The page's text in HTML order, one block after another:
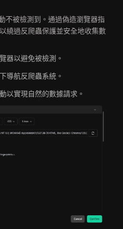
不被檢測到。通過偽造瀏覽器指
繞過反爬蟲保護並安全地收集數
器以避免被檢測。
導航反爬蟲系統。
以實現自然的數據請求。